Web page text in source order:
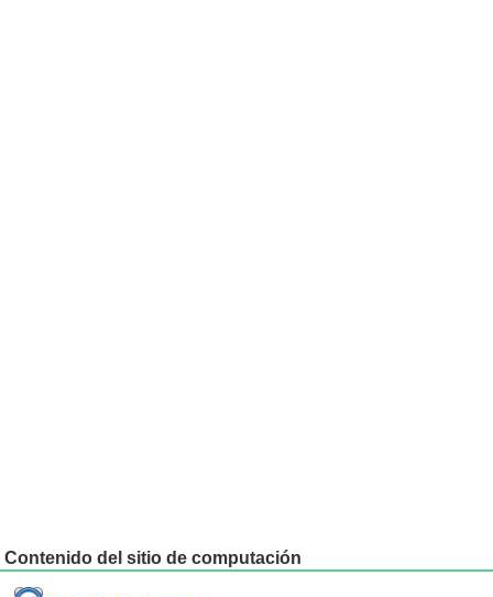
Contenido del sitio de computación